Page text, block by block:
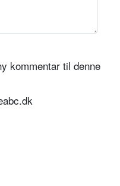
kommentar til denne